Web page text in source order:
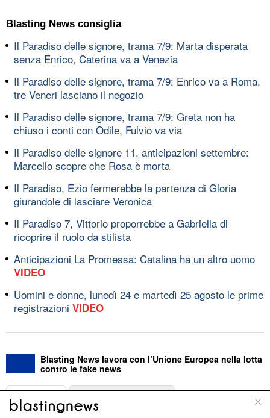
Blasting News consiglia
Il Paradiso delle signore, trama 7/9: Marta disperata
senza Enrico, Caterina va a Venezia
Il Paradiso delle signore, trama 7/9: Enrico va a Roma,
tre Veneri lasciano il negozio
Il Paradiso delle signore, trama 7/9: Greta non ha
chiuso i conti con Odile, Fulvio va via
Il Paradiso delle signore 11, anticipazioni settembre:
Marcello scopre che Rosa è morta
Il Paradiso, Ezio fermerebbe la partenza di Gloria
giurandole di lasciare Veronica
Il Paradiso 7, Vittorio proporrebbe a Gabriella di
ricoprire il ruolo da stilista
Anticipazioni La Promessa: Catalina ha un altro uomo
VIDEO
Uomini e donne, lunedì 24 e martedì 25 agosto le prime
registrazioni VIDEO
Blasting News lavora con l’Unione Europea nella lotta
contro le fake news
ABOUT